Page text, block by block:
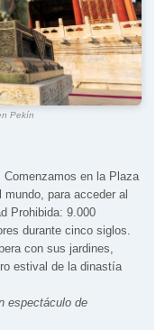
Pekín
en la Plaza
para acceder al
Prohibida: 9.000
durante cinco siglos.
con sus jardines,
estival de la dinastía
espectáculo de